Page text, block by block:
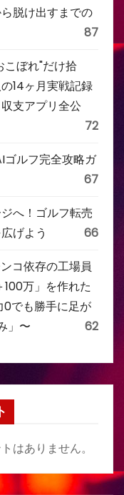
脱け出すまでの
87
こぼれ"だけ拾
14ヶ月実戦記録
収支アプリ全公
72
ゴルフ完全攻略ガ
67
へ！ゴルフ転売
げよう
66
コ依存の工場員
100万」を作れた
0でも勝手に足が
」〜
62
はありません。